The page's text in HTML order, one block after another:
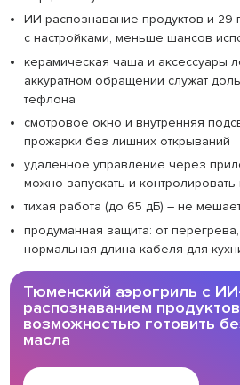
ИИ-распознавание продуктов и
с настройками, меньше шансов
керамическая чаша и аксессуары
аккуратном обращении служат
тефлона
смотровое окно и внутренняя
прожарки без лишних открываний
удаленное управление через
можно запускать и
тихая работа (до 65 дБ) – не
продуманная защита: от
нормальная длина кабеля для
Тюменский аэрогриль с
распознаванием
возможностью готовить
масла